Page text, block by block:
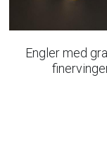
Engler med